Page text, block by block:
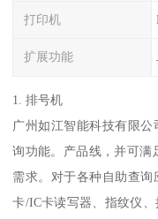
打印机
扩展功能
1. 排号机
广州如江智能科技有限
询功能。产品线，并可满
需求。对于各种自助查
卡/IC卡读写器、指纹仪